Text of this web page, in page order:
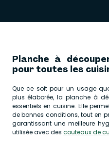
Planche à
pour toutes les
Que ce soit pour un usage
plus élaborée, la planche à
essentiels en cuisine. Elle
de bonnes conditions, tout en
garantissant une meilleure
utilisée avec des couteaux de